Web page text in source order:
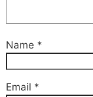
Name *
Email *